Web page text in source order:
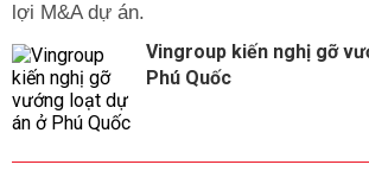
lợi M&A dự án.
Vingroup kiến nghị gỡ
Phú Quốc